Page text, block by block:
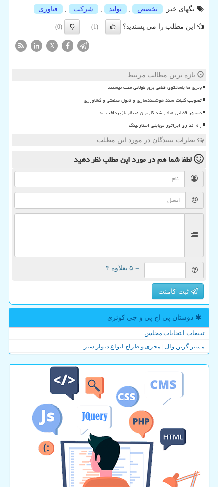
تگهای خبر: تخصص تولید شركت فناوری
این مطلب را می پسندید؟ (1)
(0)
X
تازه ترین مطالب مرتبط
باتری ها پاسخگوی قطعی برق طولانی مدت نیستند
تصویب کلیات سند هوشمندسازی و تحول صنعتی و کشاورزی
دستور قضایی صادر شد کاربران منتظر بازپرداخت اند
راه اندازی اپراتور موبایلی استارلینک
نظرات بینندگان در مورد این مطلب
لطفا شما همدر مورد این مطلبنظر دهید
= ۵ بعلاوه ۳
ثبت کامنت
دوستان پی اچ پی و جی كوئری
تبلیغات انتخابات مجلس
مستر گرین وال | مجری و طراح انواع دیوار سبز